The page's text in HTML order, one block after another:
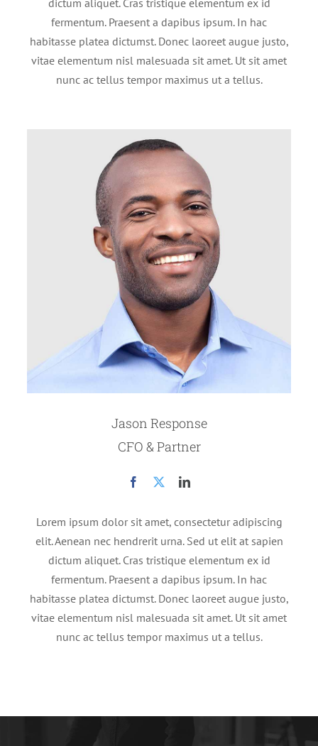
dictum aliquet. Cras tristique elementum ex id
fermentum. Praesent a dapibus ipsum. In hac
habitasse platea dictumst. Donec laoreet augue justo,
vitae elementum nisl malesuada sit amet. Ut sit amet
nunc ac tellus tempor maximus ut a tellus.
Jason Response
CFO & Partner
Lorem ipsum dolor sit amet, consectetur adipiscing
elit. Aenean nec hendrerit urna. Sed ut elit at sapien
dictum aliquet. Cras tristique elementum ex id
fermentum. Praesent a dapibus ipsum. In hac
habitasse platea dictumst. Donec laoreet augue justo,
vitae elementum nisl malesuada sit amet. Ut sit amet
nunc ac tellus tempor maximus ut a tellus.